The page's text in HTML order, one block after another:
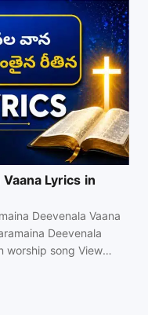
Lyrics in
Deevenala Vaana
Deevenala
worship song View